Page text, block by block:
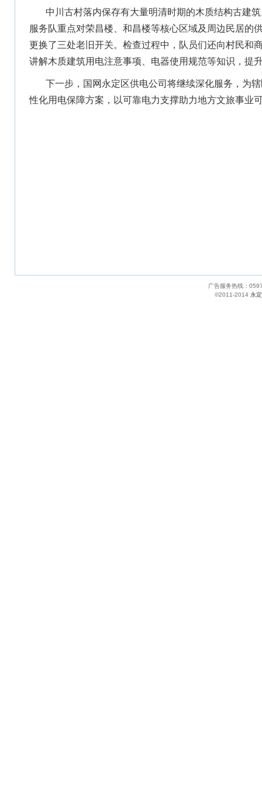
中川古村落内保存有大量明清时期的木质结构古建
服务队重点对荣昌楼、和昌楼等核心区域及周边民居的
更换了三处老旧开关。检查过程中，队员们还向村民和
讲解木质建筑用电注意事项、电器使用规范等知识，提
下一步，国网永定区供电公司将继续深化服务，为
性化用电保障方案，以可靠电力支撑助力地方文旅事业
广告服务热线：
©2011-2014 永